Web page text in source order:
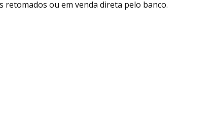
retomados ou em venda direta pelo banco.